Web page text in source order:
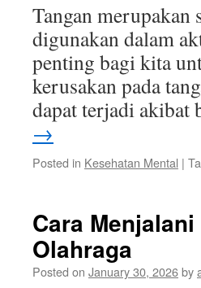
Tangan merupakan
digunakan dalam
penting bagi kita
kerusakan pada
dapat terjadi
→
Posted in Kesehatan Mental |
Cara
Olahraga
Posted on January 30, 2026by